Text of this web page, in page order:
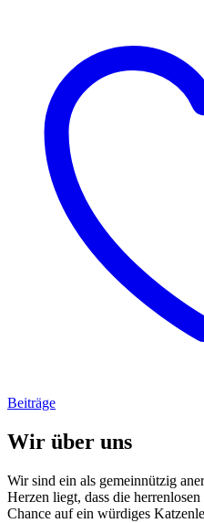
Beiträge
Wir über uns
Wir sind ein als gemeinnützig
Herzen liegt, dass die
Chance auf ein würdiges